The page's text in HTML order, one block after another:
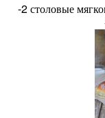
-2 столовые